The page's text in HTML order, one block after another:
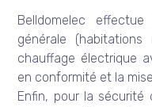
Belldomelec
générale
chauffage électrique
en conformité et la
Enfin, pour la sécurité